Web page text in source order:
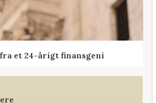
et 24-årigt finansgeni